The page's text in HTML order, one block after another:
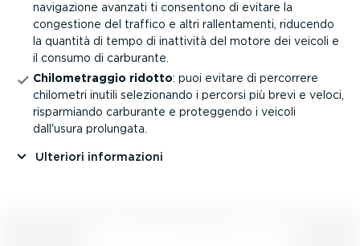
navigazione avanzati ti consentono di evitare la
congestione del traffico e altri rallen­ta­menti, riducendo
la quantità di tempo di inattività del motore dei veicoli e
il consumo di carburante.
Chilo­me­traggio ridotto: puoi evitare di percorrere
chilometri inutili selezio­nando i percorsi più brevi e veloci,
rispar­miando carburante e proteggendo i veicoli
dall'usura prolungata.
Ulteriori infor­ma­zioni